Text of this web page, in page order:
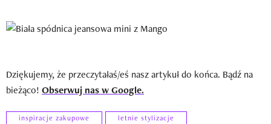
Dziękujemy, że przeczytałaś/eś nasz artykuł do końca. Bądź na
bieżąco! Obserwuj nas w Google.
inspiracje zakupowe
letnie stylizacje